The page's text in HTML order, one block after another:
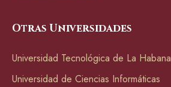
Otras Universidades
Universidad Tecnológica de La Habana
Universidad de Ciencias Informáticas